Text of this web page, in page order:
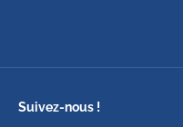
Suivez-nous !